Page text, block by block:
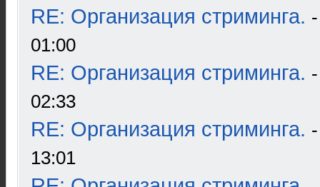
RE: Организация стриминга.
01:00
RE: Организация стриминга.
02:33
RE: Организация стриминга.
13:01